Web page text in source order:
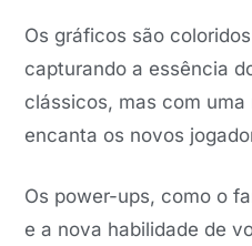
Os gráficos são
capturando a essência
clássicos, mas com uma
encanta os novos
Os power-ups, como o
e a nova habilidade de